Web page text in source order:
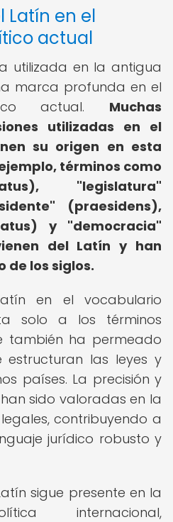
Latín en el
actual
utilizada en la antigua
marca profunda en el
actual. Muchas
utilizadas en el
su origen en esta
términos como
"legislatura"
(praesidens),
y "democracia"
del Latín y han
de los siglos.
en el vocabulario
solo a los términos
también ha permeado
las leyes y
países. La precisión y
sido valoradas en la
contribuyendo a
jurídico robusto y
sigue presente en la
internacional,